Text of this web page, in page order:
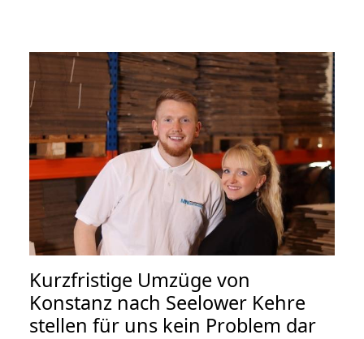
Kurzfristige Umzüge von
Konstanz nach Seelower Kehre
stellen für uns kein Problem dar